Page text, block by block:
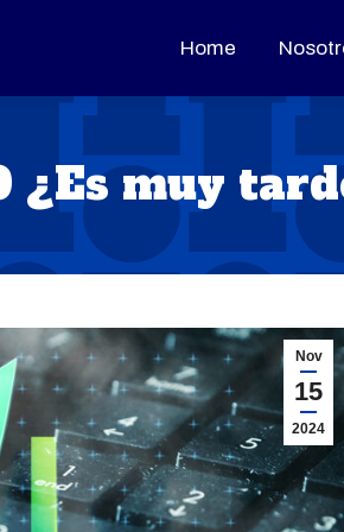
Home
¿Es muy
Nov
15
2024
Home